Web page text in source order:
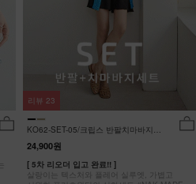
KO62-SET-05/크립스 반팔치마바지세
트_HR
24,900원
[ 5차 리오더 입고 완료!! ]
살랑이는 텍스처와 플레어 실루엣, 가볍고
리뷰 23